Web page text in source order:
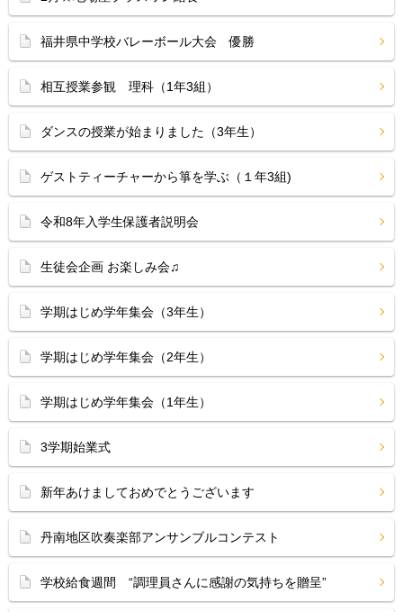
福井県中学校バレーボール大会 優勝
相互授業参観 理科（1年3組）
ダンスの授業が始まりました（3年生）
ゲストティーチャーから箏を学ぶ（１年3組)
令和8年入学生保護者説明会
生徒会企画 お楽しみ会♫
学期はじめ学年集会（3年生）
学期はじめ学年集会（2年生）
学期はじめ学年集会（1年生）
3学期始業式
新年あけましておめでとうございます
丹南地区吹奏楽部アンサンブルコンテスト
学校給食週間 “調理員さんに感謝の気持ちを贈呈”